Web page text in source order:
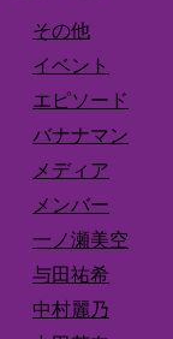
その他
イベント
エピソード
バナナマン
メディア
メンバー
一ノ瀬美空
与田祐希
中村麗乃